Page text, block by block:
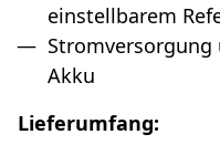
einstellbarem
Akku
Lieferumfang: